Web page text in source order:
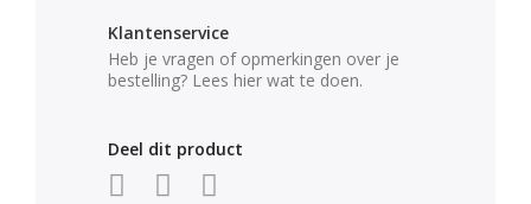
Klantenservice
Heb je vragen of opmerkingen over je
bestelling? Lees hier wat te doen.
Deel dit product